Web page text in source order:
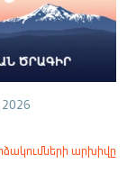
արխիվը